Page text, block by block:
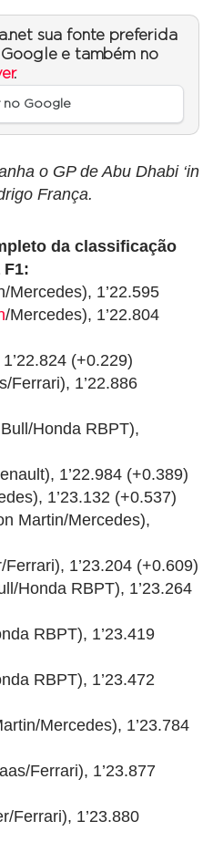
sua fonte preferida
e também no
.
no Google
o GP de Abu Dhabi ‘in
França.
da classificação
F1:
Mercedes), 1’22.595
/Mercedes), 1’22.804
(+0.229)
Ferrari), 1’22.886
Honda RBPT),
1’22.984 (+0.389)
1’23.132 (+0.537)
Martin/Mercedes),
1’23.204 (+0.609)
Honda RBPT), 1’23.264
RBPT), 1’23.419
RBPT), 1’23.472
Mercedes), 1’23.784
Ferrari), 1’23.877
Ferrari), 1’23.880